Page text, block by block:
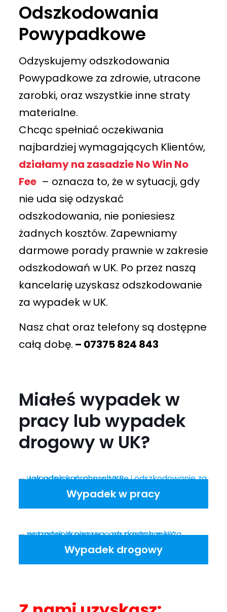
Odszkodowania
Powypadkowe
Odzyskujemy odszkodowania
Powypadkowe za zdrowie, utracone
zarobki, oraz wszystkie inne straty
materialne.
Chcąc spełniać oczekiwania
najbardziej wymagających Klientów,
działamy na zasadzie No Win No
Fee– oznacza to, że w sytuacji, gdy
nie uda się odzyskać
odszkodowania, nie poniesiesz
żadnych kosztów. Zapewniamy
darmowe porady prawnie w zakresie
odszkodowań w UK. Po przez naszą
kancelarię uzyskasz odszkodowanie
za wypadek w UK.
Nasz chat oraz telefony są dostępne
całą dobę. – 07375 824 843
Miałeś wypadek w
pracy lub wypadek
drogowy w UK?
Wypadek w pracy
Wypadek drogowy